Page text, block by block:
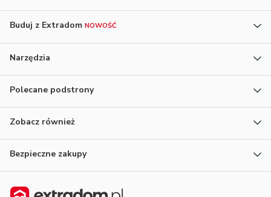
Buduj z Extradom NOWOŚĆ
Narzędzia
Polecane podstrony
Zobacz również
Bezpieczne zakupy